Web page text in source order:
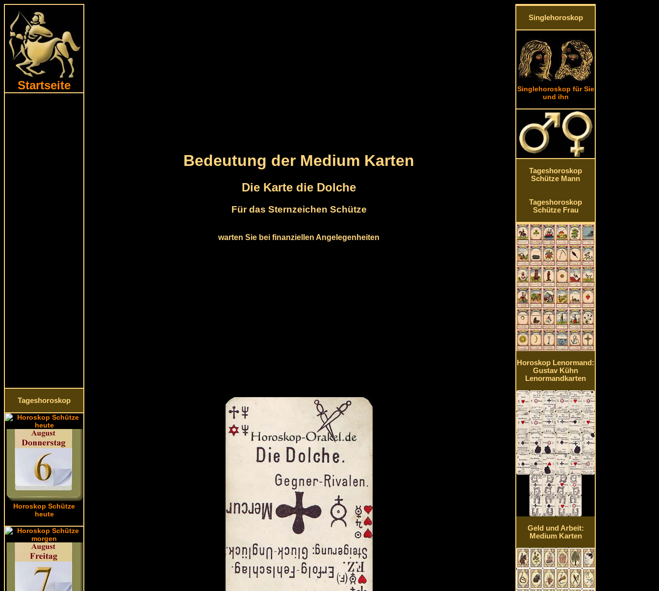
Startseite
Tageshoroskop
Horoskop Schütze
heute
Bedeutung der Medium Karten
Die Karte die Dolche
Für das Sternzeichen Schütze
warten Sie bei finanziellen Angelegenheiten
Singlehoroskop
Singlehoroskop für Sie
und ihn
Tageshoroskop
Schütze Mann
Tageshoroskop
Schütze Frau
Horoskop Lenormand:
Gustav Kühn
Lenormandkarten
Geld und Arbeit:
Medium Karten